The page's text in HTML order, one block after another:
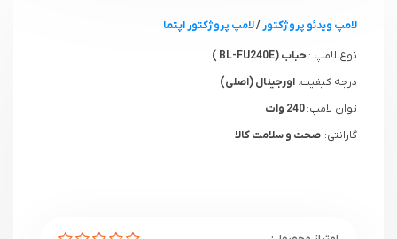
لامپ ویدئو پروژکتور /لامپ پروژکتور اپتما
نوع لامپ :حباب (BL-FU240E )
درجه کیفیت: اورجینال (اصلی)
توان لامپ:
گارانتی: صحت و سلامت کالا